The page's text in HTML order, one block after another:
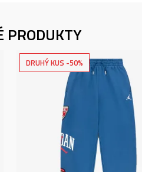
PRODUKTY
DRUHÝ KUS -50%